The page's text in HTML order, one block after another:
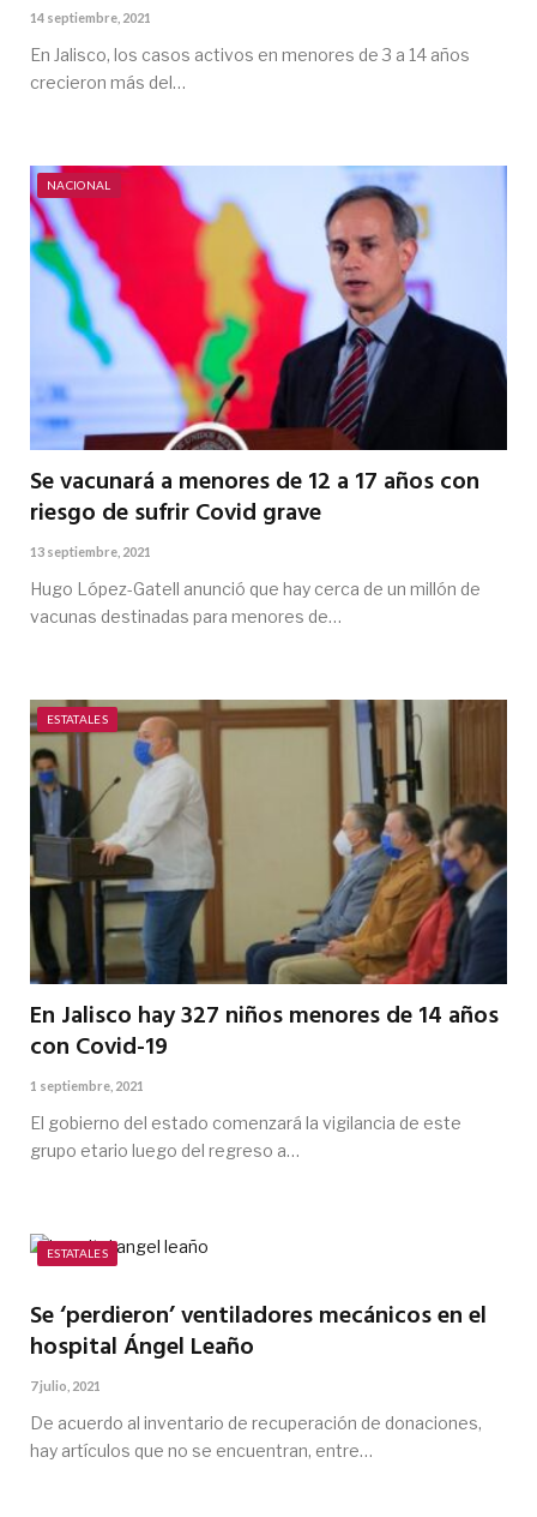
14 septiembre, 2021
En Jalisco, los casos activos en menores de 3 a 14 años
crecieron más del…
NACIONAL
Se vacunará a menores de 12 a 17 años con
riesgo de sufrir Covid grave
13 septiembre, 2021
Hugo López-Gatell anunció que hay cerca de un millón de
vacunas destinadas para menores de…
ESTATALES
En Jalisco hay 327 niños menores de 14 años
con Covid-19
1 septiembre, 2021
El gobierno del estado comenzará la vigilancia de este
grupo etario luego del regreso a…
ESTATALES
Se ‘perdieron’ ventiladores mecánicos en el
hospital Ángel Leaño
7 julio, 2021
De acuerdo al inventario de recuperación de donaciones,
hay artículos que no se encuentran, entre…